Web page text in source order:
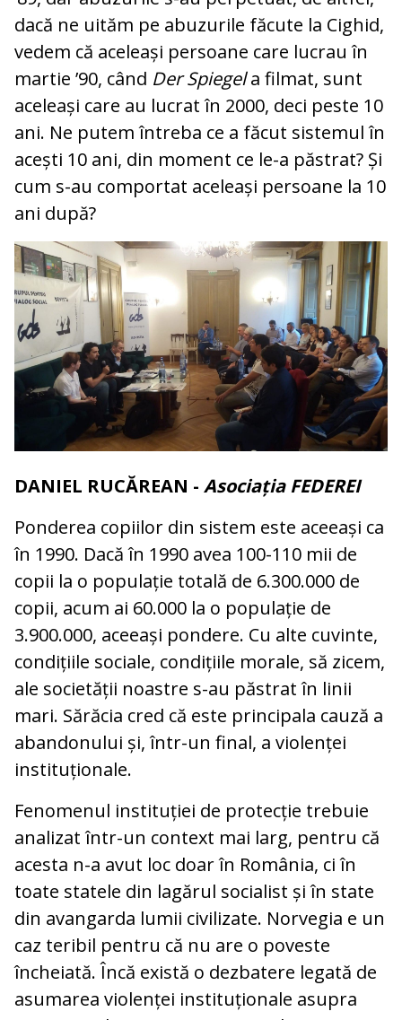
dacă ne uităm pe abuzurile făcute la Cighid,
vedem că aceleași persoane care lucrau în
martie ’90, când Der Spiegela filmat, sunt
aceleași care au lucrat în 2000, deci peste 10
ani. Ne putem întreba ce a făcut sistemul în
acești 10 ani, din moment ce le-a păstrat? Și
cum s-au comportat aceleași persoane la 10
ani după?
DANIEL RUCĂREAN - Asociația FEDEREI
Ponderea copiilor din sistem este aceeași ca
în 1990. Dacă în 1990 avea 100-110 mii de
copii la o populație totală de 6.300.000 de
copii, acum ai 60.000 la o populație de
3.900.000, aceeași pondere. Cu alte cuvinte,
condițiile sociale, condițiile morale, să zicem,
ale societății noastre s-au păstrat în linii
mari. Sărăcia cred că este principala cauză a
abandonului și, într-un final, a violenței
instituționale.
Fenomenul instituției de protecție trebuie
analizat într-un context mai larg, pentru că
acesta n-a avut loc doar în România, ci în
toate statele din lagărul socialist și în state
din avangarda lumii civilizate. Norvegia e un
caz teribil pentru că nu are o poveste
încheiată. Încă există o dezbatere legată de
asumarea violenței instituționale asupra